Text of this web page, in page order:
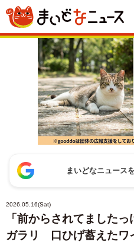
まいどなニュース
2026.05.16(Sat)
「前からされてました
ガラリ 口ひげ蓄えた